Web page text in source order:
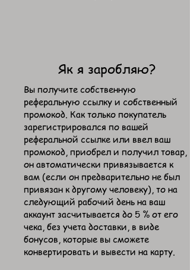
Як я заробляю?
Вы получите собственную
реферальную ссылку и собственный
промокод. Как только покупатель
зарегистрировался по вашей
реферальной ссылке или ввел ваш
промокод, приобрел и получил товар,
он автоматически привязывается к
вам (если он предварительно не был
привязан к другому человеку), то на
следующий рабочий день на ваш
аккаунт засчитывается до 5 % от его
чека, без учета доставки, в виде
бонусов, которые вы сможете
конвертировать и вывести на карту.